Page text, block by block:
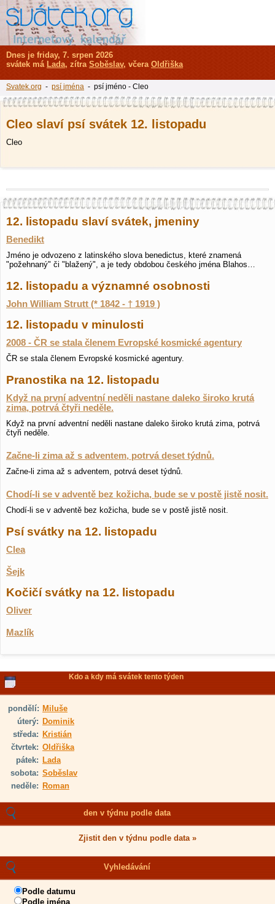
Cleo slaví psí svátek 12. listopadu
Cleo
12. listopadu slaví svátek, jmeniny
Benedikt
Jméno je odvozeno z latinského slova benedictus, které znamená
"požehnaný" či "blažený", a je tedy obdobou českého jména Blahos…
12. listopadu a významné osobnosti
John William Strutt (* 1842 - † 1919 )
12. listopadu v minulosti
2008 - ČR se stala členem Evropské kosmické agentury
ČR se stala členem Evropské kosmické agentury.
Pranostika na 12. listopadu
Když na první adventní neděli nastane daleko široko krutá
zima, potrvá čtyři neděle.
Když na první adventní neděli nastane daleko široko krutá zima, potrvá
čtyři neděle.
Začne-li zima až s adventem, potrvá deset týdnů.
Začne-li zima až s adventem, potrvá deset týdnů.
Chodí-li se v adventě bez kožicha, bude se v postě jistě nosit.
Chodí-li se v adventě bez kožicha, bude se v postě jistě nosit.
Psí svátky na 12. listopadu
Clea
Šejk
Kočičí svátky na 12. listopadu
Oliver
Mazlík
Kdo a kdy má svátek tento týden
pondělí: Miluše
úterý: Dominik
středa: Kristián
čtvrtek: Oldřiška
pátek: Lada
sobota: Soběslav
neděle: Roman
den v týdnu podle data
Zjistit den v týdnu podle data »
Vyhledávání
Podle datumu
Podle jména
Dnes je friday, 7. srpen 2026
svátek má Lada, zítra Soběslav, včera Oldřiška
Svatek.org - psí jména - psí jméno - Cleo